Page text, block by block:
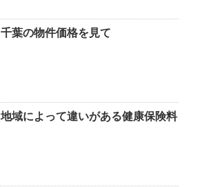
千葉の物件価格を見て
地域によって違いがある健康保険料